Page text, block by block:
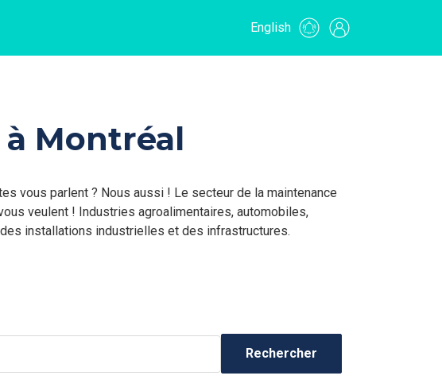
English
Montréal
vous parlent ? Nous aussi ! Le secteur de la maintenance
veulent ! Industries agroalimentaires, automobiles,
installations industrielles et des infrastructures.
Rechercher